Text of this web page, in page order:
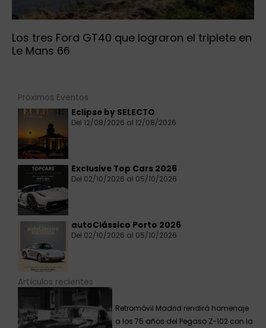
Los tres Ford GT40 que lograron el triplete en
Le Mans 66
Próximos Eventos
Eclipse by SELECTO
Del 12/08/2026 al 12/08/2026
Exclusive Top Cars 2026
Del 02/10/2026 al 05/10/2026
autoClássico Porto 2026
Del 02/10/2026 al 05/10/2026
Artículos recientes
Retromóvil Madrid rendirá homenaje
a los 75 años del Pegaso Z-102 con la